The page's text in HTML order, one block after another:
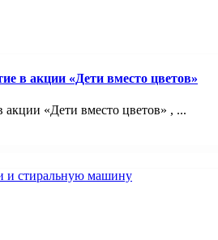
в акции «Дети вместо цветов»
«Дети вместо цветов» , ...